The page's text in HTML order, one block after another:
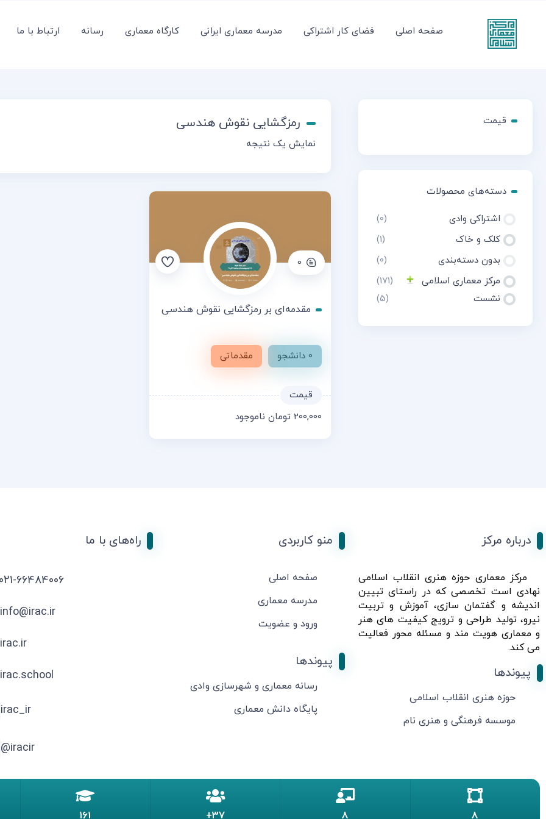
صفحه اصلی فضای کار اشتراکی مدرسه معماری ایرانی کارگاه معماری رسانه ارتباط با ما
رمزگشایی نقوش هندسی
نمایش یک نتیجه
0
مقدمه‌ای بر رمزگشایی نقوش هندسی
0 دانشجو مقدماتی
200,000 تومان ناموجود
قیمت
دسته‌های محصولات
اشتراکی وادی
(0)
کلک و خاک
(1)
بدون دسته‌بندی
(0)
مرکز معماری اسلامی
(171)
نشست
(5)
درباره مرکز
مرکز معماری حوزه هنری انقلاب اسلامی
نهادی است تخصصی که در راستای تبیین
اندیشه و گفتمان سازی، آموزش و تربیت
نیرو، تولید طراحی و ترویج کیفیت های هنر
و معماری هویت مند و مسئله محور فعالیت
می کند.
پیوندها
حوزه هنری انقلاب اسلامی
موسسه فرهنگی و هنری نام
منو کاربردی
صفحه اصلی
مدرسه معماری
ورود و عضویت
پیوندها
رسانه معماری و شهرسازی وادی
پایگاه دانش معماری
راه‌های با ما
66484006
info@irac.ir
irac.ir
irac.school
irac_ir
iracir@
8
8
37+
161